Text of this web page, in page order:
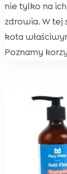
nie tylko na
zdrowia. W tej
kota
Poznamy